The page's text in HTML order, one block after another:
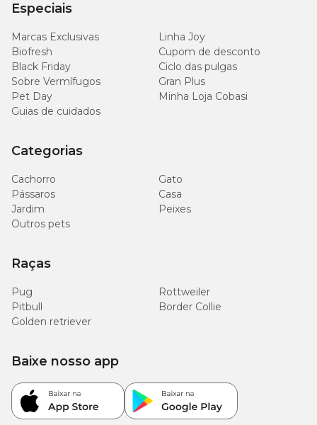
Especiais
Marcas Exclusivas
Linha Joy
Biofresh
Cupom de desconto
Black Friday
Ciclo das pulgas
Sobre Vermífugos
Gran Plus
Pet Day
Minha Loja Cobasi
Guias de cuidados
Categorias
Cachorro
Gato
Pássaros
Casa
Jardim
Peixes
Outros pets
Raças
Pug
Rottweiler
Pitbull
Border Collie
Golden retriever
Baixe nosso app